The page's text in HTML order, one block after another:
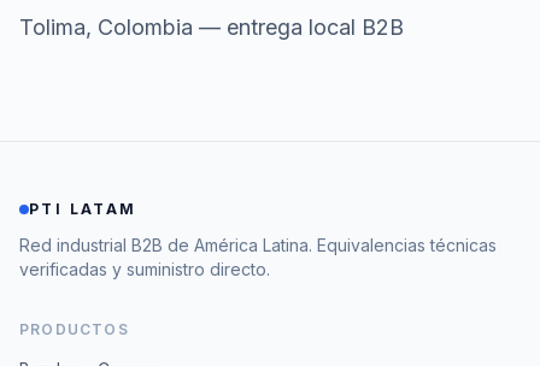
Tolima, Colombia — entrega local B2B
PTI LATAM
Red industrial B2B de América Latina. Equivalencias técnicas
verificadas y suministro directo.
PRODUCTOS